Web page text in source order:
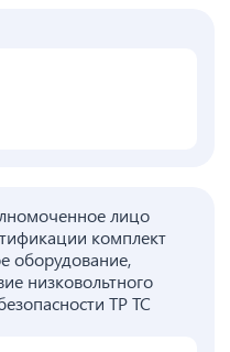
лицо
комплект
оборудование,
низковольтного
ТР ТС